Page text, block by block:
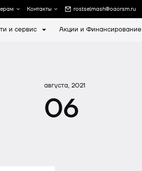
Контакты rostselmash@oaorsm.ru
и сервис Акции и Финансирование
августа, 2021
06